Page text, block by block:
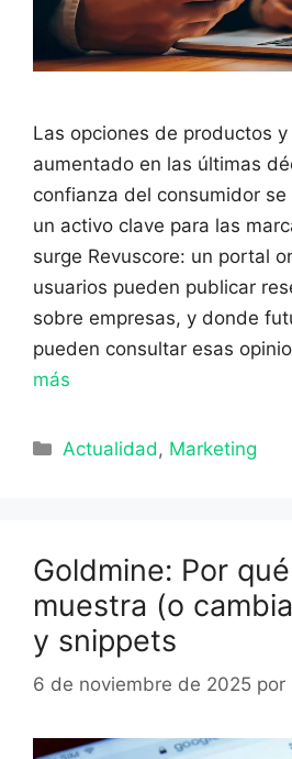
Las opciones de productos
aumentado en las últimas
confianza del consumidor
un activo clave para las
surge Revuscore: un portal
usuarios pueden publicar
sobre empresas, y donde
pueden consultar esas
más
Categorías
Actualidad , Marketing
Goldmine: Por
muestra (o
y snippets
6 de noviembre de 2025 por